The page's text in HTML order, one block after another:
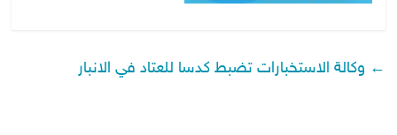
← وكالة الاستخبارات تضبط كدسا للعتاد في الانبار